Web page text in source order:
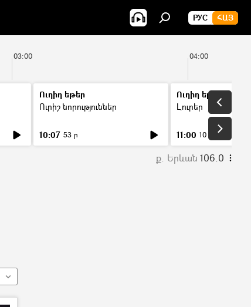
РУС ՀԱՅ
03:00 04:00
Ուղիղ եթեր
Ուրիշ նորություններ
10:07 53 ր
Ուղիղ եթեր
Լուրեր
11:00 10 ր
ք. Երևան 106.0